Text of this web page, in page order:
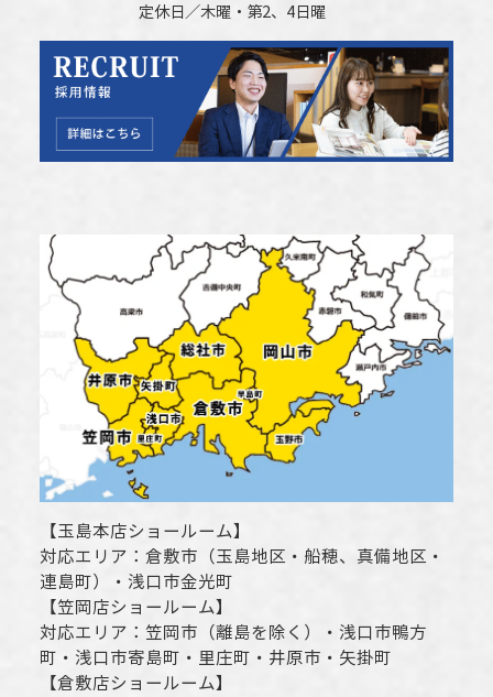
定休日／木曜・第2、4日曜
【玉島本店ショールーム】
対応エリア： 倉敷市 （玉島地区・船穂、真備地区・
連島町）・ 浅口市金光町
【笠岡店ショールーム】
対応エリア： 笠岡市（離島を除く） ・ 浅口市鴨方
町・ 浅口市寄島町・里庄町・ 井原市 ・矢掛町
【倉敷店ショールーム】